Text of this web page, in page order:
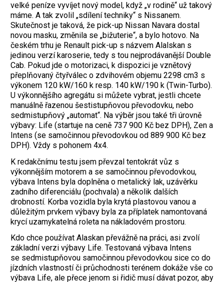
velké peníze vyvíjet nový model, když „v rodině“ už takový
máme. A tak zvolil „sdílení techniky“ s Nissanem.
Skutečnost je taková, že pick-up Nissan Navara dostal
novou masku, změnila se „bižuterie“, a bylo hotovo. Na
českém trhu je Renault pick-up s názvem Alalskan s
jedinou verzí karoserie, tedy s tou nejprodávanější Double
Cab. Pokud jde o motorizaci, k dispozici je vznětový
přeplňovaný čtyřválec o zdvihovém objemu 2298 cm3 s
výkonem 120 kW/160 k resp. 140 kW/190 k (Twin-Turbo).
U výkonnějšího agregátu si můžete vybrat, jestli chcete
manuálně řazenou šestistupňovou převodovku, nebo
sedmistupňový „automat“. Na výběr jsou také tři úrovně
výbavy: Life (startuje na ceně 737 900 Kč bez DPH), Zen a
Intens (se samočinnou převodovkou od 889 900 Kč bez
DPH). Vždy s pohonem 4x4.
K redakčnímu testu jsem převzal tentokrát vůz s
výkonnějším motorem a se samočinnou převodovkou,
výbava Intens byla doplněna o metalický lak, uzávěrku
zadního diferenciálu (pochvala) a několik dalších
drobností. Korba vozidla byla krytá plastovou vanou a
důležitým prvkem výbavy byla za příplatek namontovaná
krycí uzamykatelná roleta na nákladovém prostoru.
Kdo chce používat Alaskan převážně na práci, asi zvolí
základní verzi výbavy Life. Testovaná výbava Intens
se sedmistupňovou samočinnou převodovkou sice co do
jízdních vlastností či průchodnosti terénem dokáže vše co
výbava Life, ale přece jenom si řidič musí dávat pozor, aby